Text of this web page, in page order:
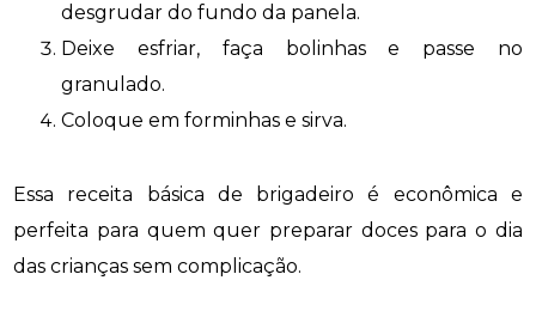
desgrudar do fundo da panela.
Deixe esfriar, faça bolinhas e passe no
granulado.
Coloque em forminhas e sirva.
Essa receita básica de brigadeiro é econômica e
perfeita para quem quer preparar doces para o dia
das crianças sem complicação.